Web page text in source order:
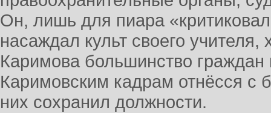
Он, лишь для пиара
насаждал культ своего учителя,
Каримова большинство граждан
Каримовским кадрам отнёсся с
них сохранил должности.